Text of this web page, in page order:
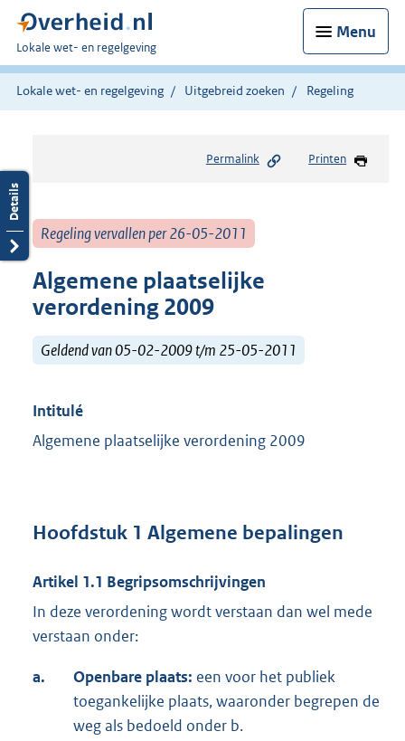
Menu
U
bent
hier:
Lokale wet- en regelgeving
Lokale wet- en regelgeving Uitgebreid zoeken Regeling
Permalink Printen
Regeling vervallen per 26-05-2011
Algemene plaatselijke
verordening 2009
Geldend van 05-02-2009 t/m 25-05-2011
Intitulé
Algemene plaatselijke verordening 2009
Hoofdstuk 1 Algemene bepalingen
Artikel 1.1 Begripsomschrijvingen
In deze verordening wordt verstaan dan wel mede
verstaan onder:
a. Openbare plaats: een voor het publiek
toegankelijke plaats, waaronder begrepen de
weg als bedoeld onder b.